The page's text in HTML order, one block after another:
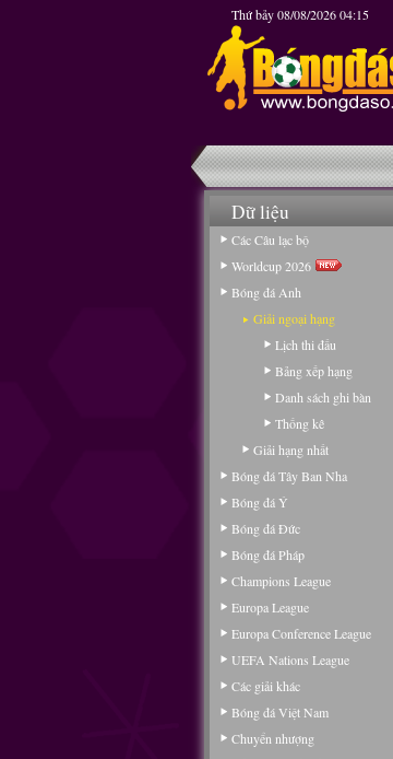
Thứ bảy 08/08/2026 04:15
Dữ liệu
Các Câu lạc bộ
Worldcup 2026
Bóng đá Anh
Giải ngoại hạng
Lịch thi đấu
Bảng xếp hạng
Danh sách ghi bàn
Thống kê
Giải hạng nhất
Bóng đá Tây Ban Nha
Bóng đá Ý
Bóng đá Đức
Bóng đá Pháp
Champions League
Europa League
Europa Conference League
UEFA Nations League
Các giải khác
Bóng đá Việt Nam
Chuyển nhượng